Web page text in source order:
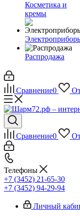
Косметика и
кремы
Распродажа
Сравнение0
Сравнение0
Телефоны
+7 (3452) 21-65-30
+7 (3452) 94-29-94
Личный